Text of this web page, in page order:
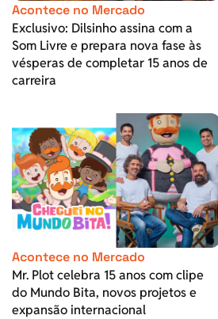
Acontece no Mercado
Exclusivo: Dilsinho assina com a
Som Livre e prepara nova fase às
vésperas de completar 15 anos de
carreira
Acontece no Mercado
Mr. Plot celebra 15 anos com clipe
do Mundo Bita, novos projetos e
expansão internacional